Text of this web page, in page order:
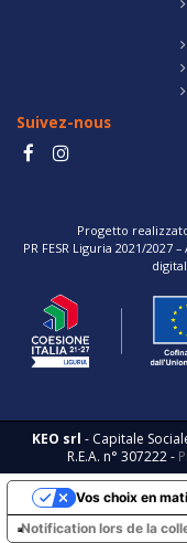
Suivez-nous
Progetto
PR FESR Liguria 2021/
KEO srl - Capitale
R.E.A. n° 307222 -
Notification lors de la
Vos choix en